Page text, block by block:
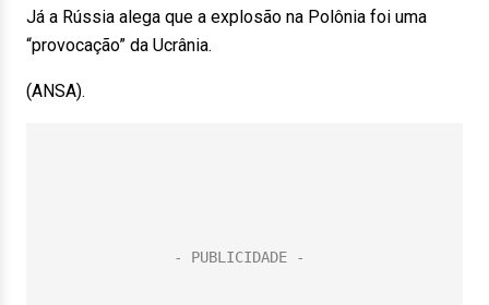
Já a Rússia alega que a explosão na Polônia foi uma
“provocação” da Ucrânia.
(ANSA).